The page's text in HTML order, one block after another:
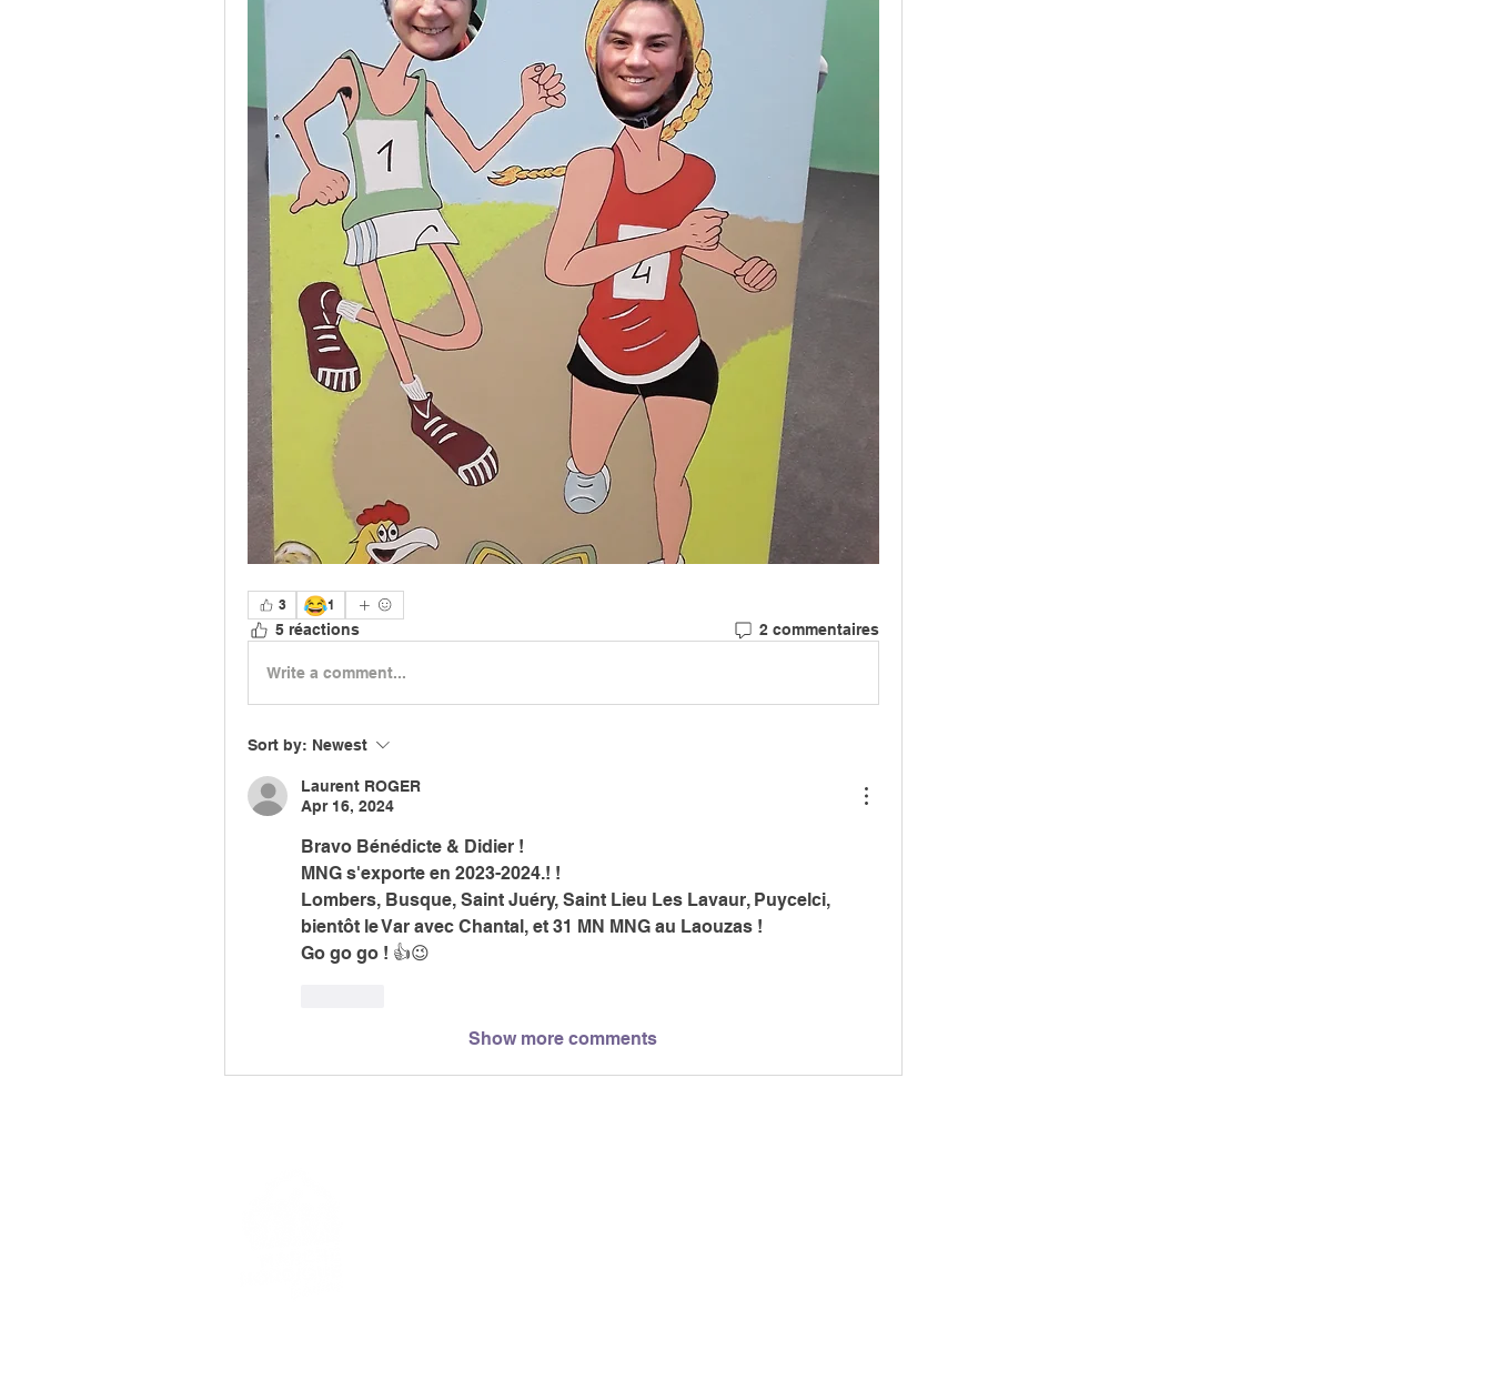
3 😂1
5 réactions 2 commentaires
Write a comment...
Sort by: Newest
Laurent ROGER
Apr 16, 2024
Bravo Bénédicte & Didier !
MNG s'exporte en 2023-2024.! !
Lombers, Busque, Saint Juéry, Saint Lieu Les Lavaur, Puycelci,
bientôt le Var avec Chantal, et 31 MN MNG au Laouzas !
Go go go ! 👍😉
Show more comments